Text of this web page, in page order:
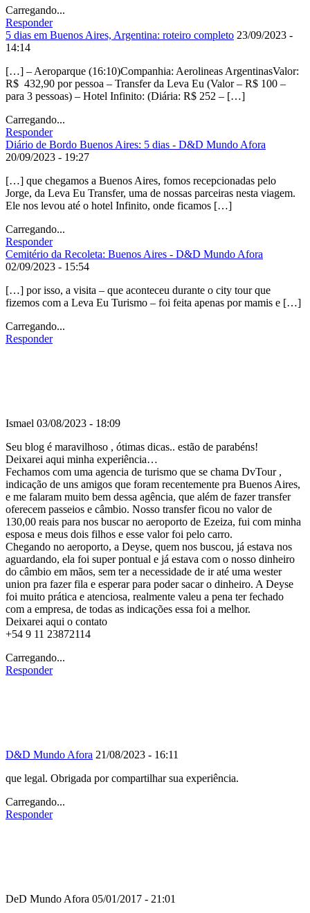
Carregando...
Responder
5 dias em Buenos Aires, Argentina: roteiro completo 23/09/2023 -
14:14
[…] – Aeroparque (16:10)Companhia: Aerolineas ArgentinasValor:
R$ 432,90 por pessoa – Transfer da Leva Eu (Valor – R$ 100 –
para 3 pessoas) – Hotel Infinito: (Diária: R$ 252 – […]
Carregando...
Responder
Diário de Bordo Buenos Aires: 5 dias - D&D Mundo Afora
20/09/2023 - 19:27
[…] que chegamos a Buenos Aires, fomos recepcionadas pelo
Jorge, da Leva Eu Transfer, uma de nossas parceiras nesta viagem.
Ele nos levou até o hotel Infinito, onde ficamos […]
Carregando...
Responder
Cemitério da Recoleta: Buenos Aires - D&D Mundo Afora
02/09/2023 - 15:54
[…] por isso, a visita – que aconteceu durante o city tour que
fizemos com a Leva Eu Turismo – foi feita apenas por mamis e […]
Carregando...
Responder
Ismael 03/08/2023 - 18:09
Seu blog é maravilhoso , ótimas dicas.. estão de parabéns!
Deixarei aqui minha experiência…
Fechamos com uma agencia de turismo que se chama DvTour ,
indicação de uns amigos que foram recentemente pra Buenos Aires,
e me falaram muito bem dessa agência, que além de fazer transfer
oferecem passeios e câmbio. Nosso transfer ficou no valor de
130,00 reais para nos buscar no aeroporto de Ezeiza, fui com minha
esposa e meus dois filhos e esse valor foi pelo carro.
Chegando no aeroporto, a Deyse, quem nos buscou, já estava nos
aguardando, ela foi super pontual e já estava com o nosso dinheiro
do câmbio em mãos, sem ter a necessidade de ir até uma wester
union pra fazer fila e esperar para poder sacar o dinheiro. A Deyse
foi muito prática e atenciosa, realmente valeu a pena ter fechado
com a empresa, de todas as indicações essa foi a melhor.
Deixarei aqui o contato
+54 9 11 23872114
Carregando...
Responder
D&D Mundo Afora 21/08/2023 - 16:11
que legal. Obrigada por compartilhar sua experiência.
Carregando...
Responder
DeD Mundo Afora 05/01/2017 - 21:01